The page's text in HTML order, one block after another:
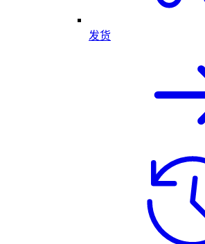
发货